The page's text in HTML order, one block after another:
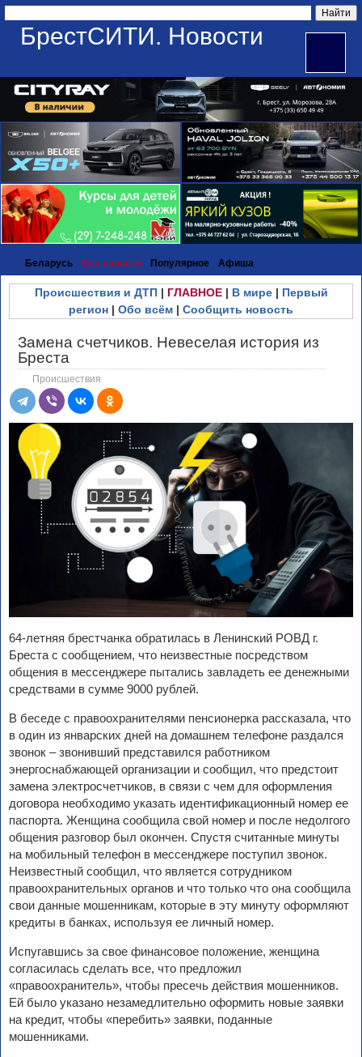
БрестСИТИ. Новости
Беларусь Все новости Популярное Афиша
Происшествия и ДТП| ГЛАВНОЕ| В мире| Первый
регион | Обо всём | Сообщить новость
Замена счетчиков. Невеселая история из
Бреста
Происшествия
64-летняя брестчанка обратилась в Ленинский РОВД г.
Бреста с сообщением, что неизвестные посредством
общения в мессенджере пытались завладеть ее денежными
средствами в сумме 9000 рублей.
В беседе с правоохранителями пенсионерка рассказала, что
в один из январских дней на домашнем телефоне раздался
звонок – звонивший представился работником
энергоснабжающей организации и сообщил, что предстоит
замена электросчетчиков, в связи с чем для оформления
договора необходимо указать идентификационный номер ее
паспорта. Женщина сообщила свой номер и после недолгого
общения разговор был окончен. Спустя считанные минуты
на мобильный телефон в мессенджере поступил звонок.
Неизвестный сообщил, что является сотрудником
правоохранительных органов и что только что она сообщила
свои данные мошенникам, которые в эту минуту оформляют
кредиты в банках, используя ее личный номер.
Испугавшись за свое финансовое положение, женщина
согласилась сделать все, что предложил
«правоохранитель», чтобы пресечь действия мошенников.
Ей было указано незамедлительно оформить новые заявки
на кредит, чтобы «перебить» заявки, поданные
мошенниками.